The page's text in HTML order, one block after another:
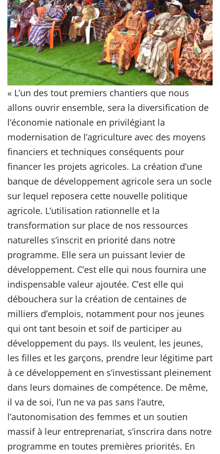
« L’un des tout premiers chantiers que nous
allons ouvrir ensemble, sera la diversification de
l’économie nationale en privilégiant la
modernisation de l’agriculture avec des moyens
financiers et techniques conséquents pour
financer les projets agricoles. La création d’une
banque de développement agricole sera un socle
sur lequel reposera cette nouvelle politique
agricole. L’utilisation rationnelle et la
transformation sur place de nos ressources
naturelles s’inscrit en priorité dans notre
programme. Elle sera un puissant levier de
développement. C’est elle qui nous fournira une
indispensable valeur ajoutée. C’est elle qui
débouchera sur la création de centaines de
milliers d’emplois, notamment pour nos jeunes
qui ont tant besoin et soif de participer au
développement du pays. Ils veulent, les jeunes,
les filles et les garçons, prendre leur légitime part
à ce développement en s’investissant pleinement
dans leurs domaines de compétence. De même,
il va de soi, l’un ne va pas sans l’autre,
l’autonomisation des femmes et un soutien
massif à leur entreprenariat, s’inscrira dans notre
programme en toutes premières priorités. En